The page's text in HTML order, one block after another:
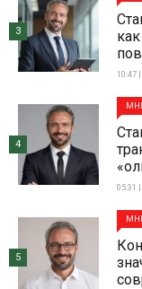
10:47 |
3
05:31 |
4
5